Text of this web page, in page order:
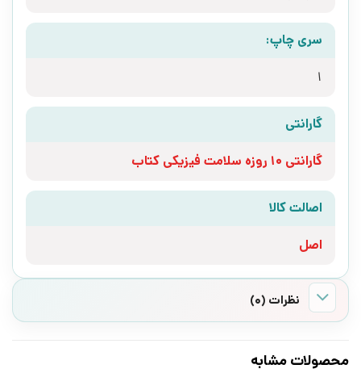
سری چاپ:
1
گارانتی
گارانتی 10 روزه سلامت فیزیکی کتاب
اصالت کالا
اصل
نظرات (0)
محصولات مشابه